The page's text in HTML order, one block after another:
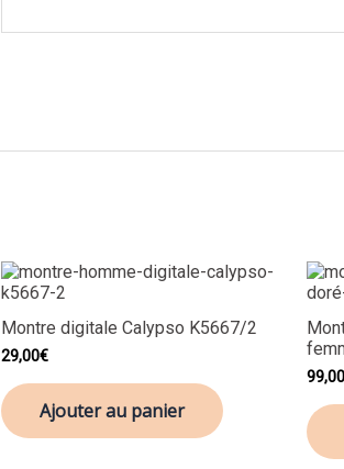
Montre digitale Calypso K5667/2
29,00€
Ajouter au panier
99,00